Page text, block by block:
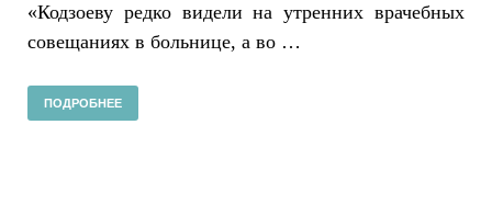
«Кодзоеву редко видели на утренних врачебных
совещаниях в больнице, а во …
ПОДРОБНЕЕ